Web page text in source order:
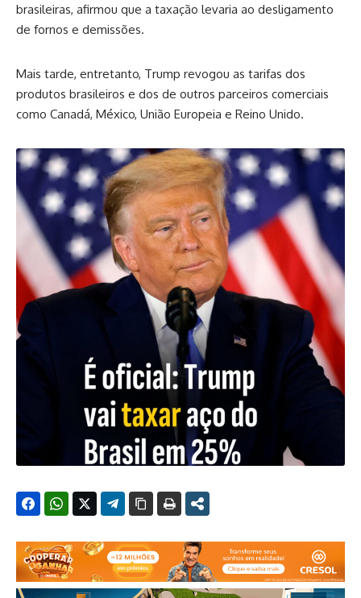
brasileiras, afirmou que a taxação levaria ao desligamento
de fornos e demissões.
Mais tarde, entretanto, Trump revogou as tarifas dos
produtos brasileiros e dos de outros parceiros comerciais
como Canadá, México, União Europeia e Reino Unido.